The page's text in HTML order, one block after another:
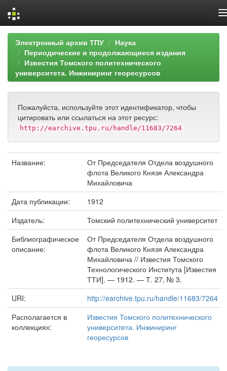
Skip
navigation
Электронный архив ТПУ
Наука
Периодические и продолжающиеся издания
Известия Томского политехнического
университета. Инжиниринг георесурсов
Пожалуйста, используйте этот идентификатор, чтобы
цитировать или ссылаться на этот ресурс:
http://earchive.tpu.ru/handle/11683/7264
Название:
От Председателя Отдела воздушного
флота Великого Князя Александра
Михайловича
Дата публикации:
1912
Издатель:
Томский политехнический университет
Библиографическое
описание:
От Председателя Отдела воздушного
флота Великого Князя Александра
Михайловича // Известия Томского
Технологического Института [Известия
ТТИ]. — 1912. — Т. 27, № 3.
URI:
http://earchive.tpu.ru/handle/11683/7264
Располагается в
коллекциях:
Известия Томского политехнического
университета. Инжиниринг
георесурсов